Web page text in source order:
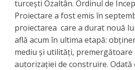
turcești Ozaltân. Ordinul de
Proiectare a fost emis în
proiectarea care a durat nouă
află acum în ultima etapă:
mediu și utilități, premergătoare
autorizației de construire.